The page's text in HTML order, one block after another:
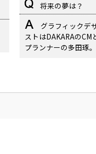
将来の夢は？
グラフィックデ
ストはDAKARAのCM
プランナーの多田琢。